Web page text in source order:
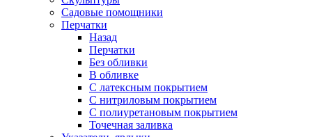
Садовые помощники
Перчатки
Назад
Перчатки
Без обливки
В обливке
С латексным покрытием
С нитриловым покрытием
С полиуретановым покрытием
Точечная заливка